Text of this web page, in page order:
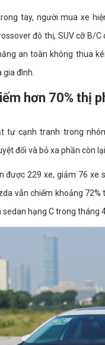
tay, người mua xe
đô thị, SUV cỡ B/
an toàn không thua
gia đình.
hơn 70% thị
tự cạnh tranh trong
đối và bỏ xa phần còn
được 229 xe, giảm 76 xe
vẫn chiếm khoảng 72%
hạng C trong tháng